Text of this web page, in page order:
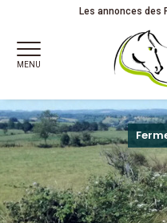
Annuaire équestreLes annonces des
MENU